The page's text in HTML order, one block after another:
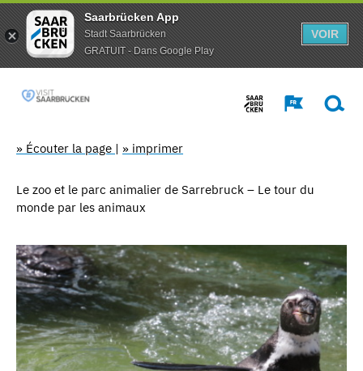
Saarbrücken App
Stadt Saarbrücken
GRATUIT - Dans Google Play
VOIR
» Écouter la page | » imprimer
Le zoo et le parc animalier de Sarrebruck – Le tour du
monde par les animaux